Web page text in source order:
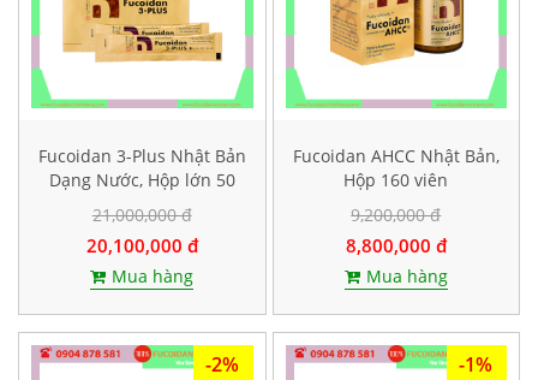
Fucoidan 3-Plus Nhật Bản
Dạng Nước, Hộp lớn 50
21,000,000 đ
20,100,000 đ
Mua hàng
Fucoidan AHCC Nhật Bản,
Hộp 160 viên
9,200,000 đ
8,800,000 đ
Mua hàng
-2% -1%